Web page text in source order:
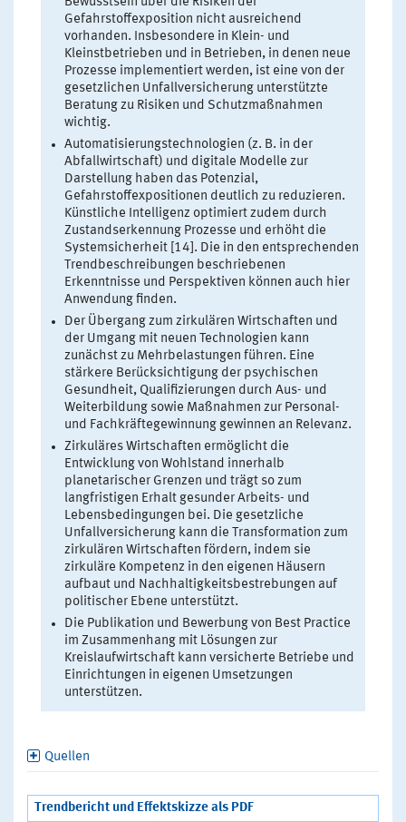
Gefahrstoffexposition nicht ausreichend
vorhanden. Insbesondere in Klein- und
Kleinstbetrieben und in Betrieben, in denen neue
Prozesse implementiert werden, ist eine von der
gesetzlichen Unfallversicherung unterstützte
Beratung zu Risiken und Schutzmaßnahmen
wichtig.
Automatisierungstechnologien (z. B. in der
Abfallwirtschaft) und digitale Modelle zur
Darstellung haben das Potenzial,
Gefahrstoffexpositionen deutlich zu reduzieren.
Künstliche Intelligenz optimiert zudem durch
Zustandserkennung Prozesse und erhöht die
Systemsicherheit [14]. Die in den entsprechenden
Trendbeschreibungen beschriebenen
Erkenntnisse und Perspektiven können auch hier
Anwendung finden.
Der Übergang zum zirkulären Wirtschaften und
der Umgang mit neuen Technologien kann
zunächst zu Mehrbelastungen führen. Eine
stärkere Berücksichtigung der psychischen
Gesundheit, Qualifizierungen durch Aus- und
Weiterbildung sowie Maßnahmen zur Personal-
und Fachkräftegewinnung gewinnen an Relevanz.
Zirkuläres Wirtschaften ermöglicht die
Entwicklung von Wohlstand innerhalb
planetarischer Grenzen und trägt so zum
langfristigen Erhalt gesunder Arbeits- und
Lebensbedingungen bei. Die gesetzliche
Unfallversicherung kann die Transformation zum
zirkulären Wirtschaften fördern, indem sie
zirkuläre Kompetenz in den eigenen Häusern
aufbaut und Nachhaltigkeitsbestrebungen auf
politischer Ebene unterstützt.
Die Publikation und Bewerbung von Best Practice
im Zusammenhang mit Lösungen zur
Kreislaufwirtschaft kann versicherte Betriebe und
Einrichtungen in eigenen Umsetzungen
unterstützen.
Quellen
Trendbericht und Effektskizze als PDF